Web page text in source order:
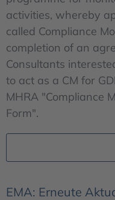
activities, whereby
called Compliance
completion of an
Consultants
to act as a CM for
MHRA "Compliance
Form".
EMA: Erneute